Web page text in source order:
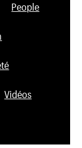
People
Vidéos